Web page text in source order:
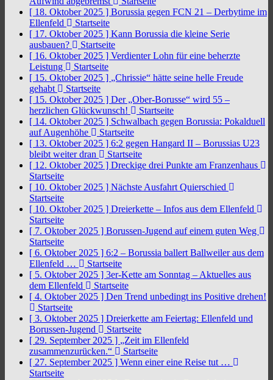
[ 18. Oktober 2025 ] Borussia gegen FCN 21 – Derbytime im
Ellenfeld
Startseite
[ 17. Oktober 2025 ] Kann Borussia die kleine Serie
ausbauen?
Startseite
[ 16. Oktober 2025 ] Verdienter Lohn für eine beherzte
Leistung
Startseite
[ 15. Oktober 2025 ] „Chrissie“ hätte seine helle Freude
gehabt
Startseite
[ 15. Oktober 2025 ] Der „Ober-Borusse“ wird 55 –
herzlichen Glückwunsch!
Startseite
[ 14. Oktober 2025 ] Schwalbach gegen Borussia: Pokalduell
auf Augenhöhe
Startseite
[ 13. Oktober 2025 ] 6:2 gegen Hangard II – Borussias U23
bleibt weiter dran
Startseite
[ 12. Oktober 2025 ] Dreckige drei Punkte am Franzenhaus
Startseite
[ 10. Oktober 2025 ] Nächste Ausfahrt Quierschied
Startseite
[ 10. Oktober 2025 ] Dreierkette – Infos aus dem Ellenfeld
Startseite
[ 7. Oktober 2025 ] Borussen-Jugend auf einem guten Weg
Startseite
[ 6. Oktober 2025 ] 6:2 – Borussia ballert Ballweiler aus dem
Ellenfeld …
Startseite
[ 5. Oktober 2025 ] 3er-Kette am Sonntag – Aktuelles aus
dem Ellenfeld
Startseite
[ 4. Oktober 2025 ] Den Trend unbedingt ins Positive drehen!
Startseite
[ 3. Oktober 2025 ] Dreierkette am Feiertag: Ellenfeld und
Borussen-Jugend
Startseite
[ 29. September 2025 ] „Zeit im Ellenfeld
zusammenzurücken.“
Startseite
[ 27. September 2025 ] Wenn einer eine Reise tut …
Startseite